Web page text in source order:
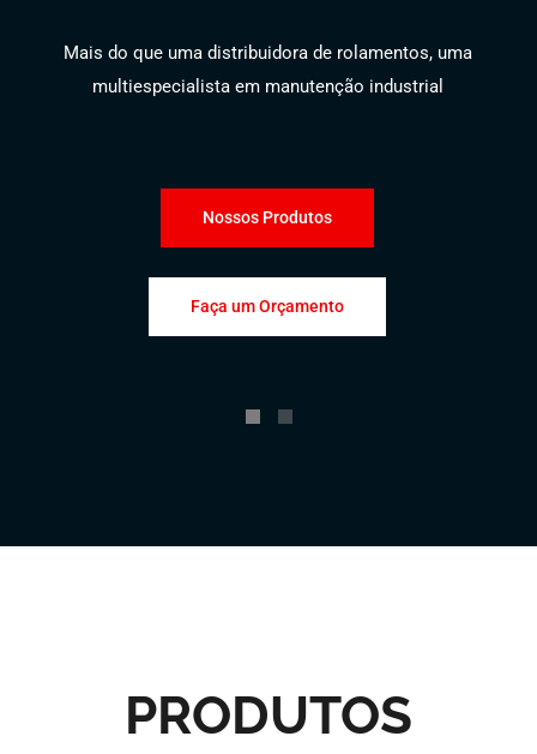
Mais do que uma distribuidora de rolamentos, uma
multiespecialista em manutenção industrial
Nossos Produtos
Faça um Orçamento
PRODUTOS